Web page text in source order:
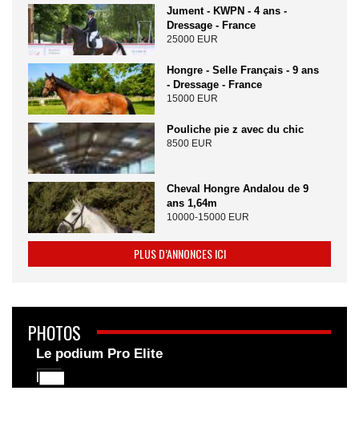
Jument - KWPN - 4 ans -
Dressage - France
25000 EUR
Hongre - Selle Français - 9 ans
- Dressage - France
15000 EUR
Pouliche pie z avec du chic
8500 EUR
Cheval Hongre Andalou de 9
ans 1,64m
10000-15000 EUR
PLUS D’ANNONCES ICI
PHOTOS
Le podium Pro Elite